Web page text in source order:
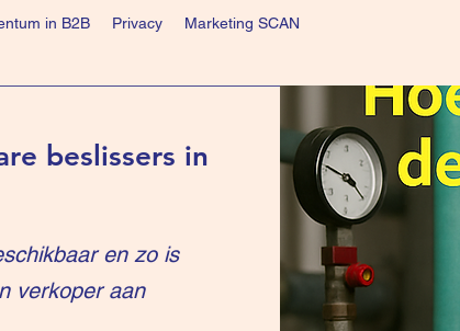
in B2B Privacy Marketing SCAN
beslissers in
en zo is
verkoper aan